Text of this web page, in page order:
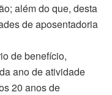
além do que, desta
de aposentadoria
de benefício,
ano de atividade
20 anos de